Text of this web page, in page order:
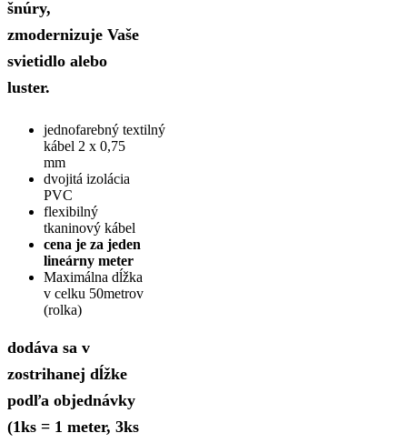
šnúry,
zmodernizuje Vaše
svietidlo alebo
luster.
jednofarebný textilný
kábel 2 x 0,75
mm
dvojitá izolácia
PVC
flexibilný
tkaninový kábel
cena je za jeden
lineárny meter
Maximálna dĺžka
v celku 50metrov
(rolka)
dodáva sa v
zostrihanej dĺžke
podľa objednávky
(1ks = 1 meter, 3ks